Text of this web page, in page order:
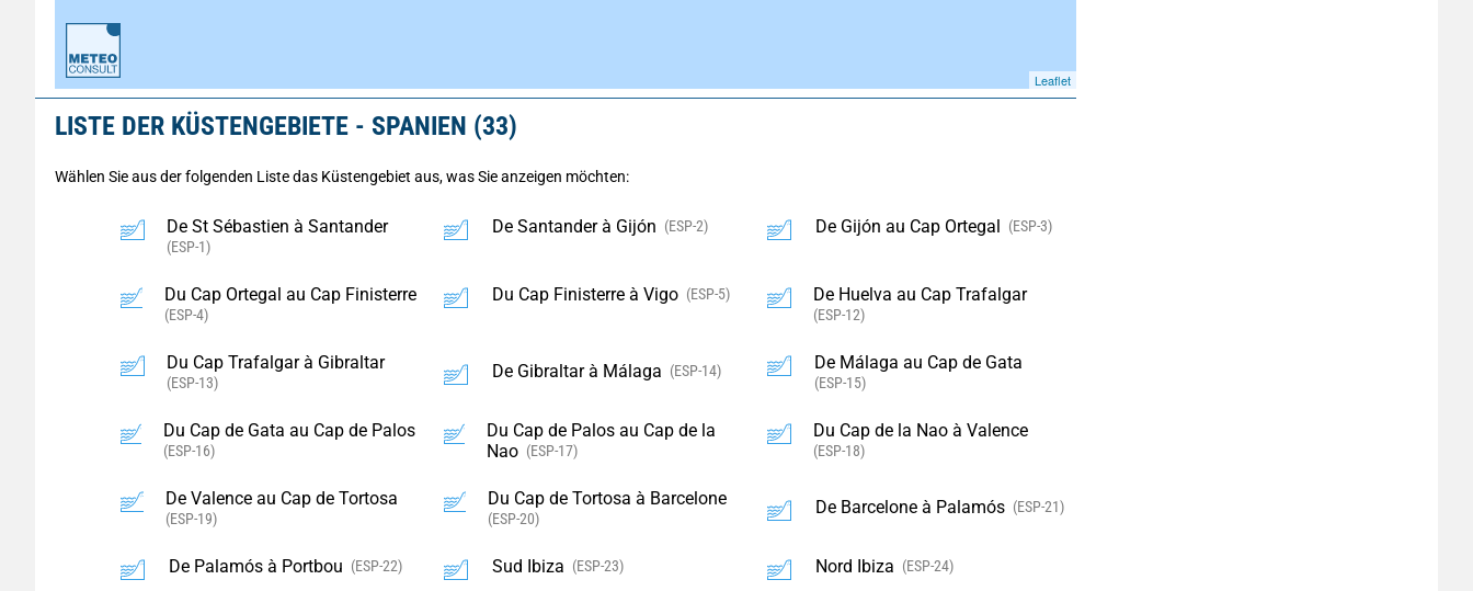
Leaflet
LISTE DER KÜSTENGEBIETE - SPANIEN (33)
Wählen Sie aus der folgenden Liste das Küstengebiet aus, was Sie anzeigen möchten:
De St Sébastien à Santander
(ESP-1)
De Santander à Gijón (ESP-2) De Gijón au Cap Ortegal (ESP-3)
Du Cap Ortegal au Cap Finisterre
(ESP-4)
Du Cap Finisterre à Vigo (ESP-5) De Huelva au Cap Trafalgar
(ESP-12)
Du Cap Trafalgar à Gibraltar
(ESP-13)
De Gibraltar à Málaga (ESP-14) De Málaga au Cap de Gata
(ESP-15)
Du Cap de Gata au Cap de Palos
(ESP-16)
Du Cap de Palos au Cap de la
Nao (ESP-17)
Du Cap de la Nao à Valence
(ESP-18)
De Valence au Cap de Tortosa
(ESP-19)
Du Cap de Tortosa à Barcelone
(ESP-20)
De Barcelone à Palamós (ESP-21)
De Palamós à Portbou (ESP-22) Sud Ibiza (ESP-23) Nord Ibiza (ESP-24)